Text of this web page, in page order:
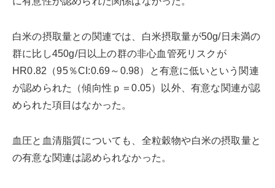
白米の摂取量との関連では、白米摂取量が50g/日未満の
群に比し450g/日以上の群の非心血管死リスクが
HR0.82（95％CI:0.69～0.98）と有意に低いという関連
が認められた（傾向性ｐ＝0.05）以外、有意な関連が認
められた項目はなかった。
血圧と血清脂質についても、全粒穀物や白米の摂取量と
の有意な関連は認められなかった。